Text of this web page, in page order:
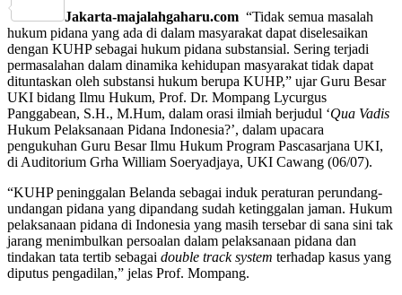
Jakarta-majalahgaharu.com “Tidak semua masalah
hukum pidana yang ada di dalam masyarakat dapat diselesaikan
dengan KUHP sebagai hukum pidana substansial. Sering terjadi
permasalahan dalam dinamika kehidupan masyarakat tidak dapat
dituntaskan oleh substansi hukum berupa KUHP,” ujar Guru Besar
UKI bidang Ilmu Hukum, Prof. Dr. Mompang Lycurgus
Panggabean, S.H., M.Hum, dalam orasi ilmiah berjudul ‘Qua Vadis
Hukum Pelaksanaan Pidana Indonesia?’, dalam upacara
pengukuhan Guru Besar Ilmu Hukum Program Pascasarjana UKI,
di Auditorium Grha William Soeryadjaya, UKI Cawang (06/07).
“KUHP peninggalan Belanda sebagai induk peraturan perundang-
undangan pidana yang dipandang sudah ketinggalan jaman. Hukum
pelaksanaan pidana di Indonesia yang masih tersebar di sana sini tak
jarang menimbulkan persoalan dalam pelaksanaan pidana dan
tindakan tata tertib sebagai double track system terhadap kasus yang
diputus pengadilan,” jelas Prof. Mompang.